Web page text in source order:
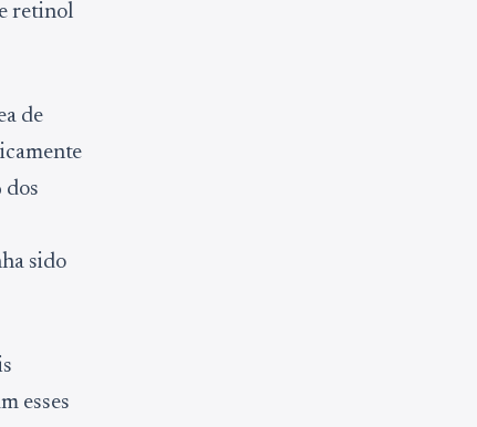
retinol
de
dos
sido
esses